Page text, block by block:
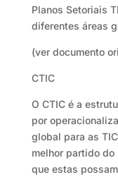
Planos Setoriais
diferentes áreas
(ver documento
CTIC
O CTIC é a
por
global para as
melhor partido do
que estas